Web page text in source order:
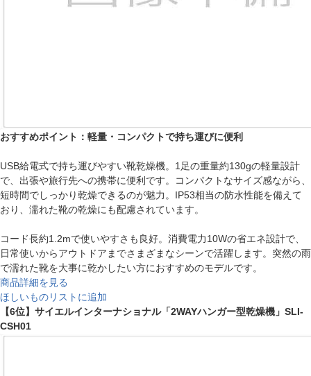
おすすめポイント：軽量・コンパクトで持ち運びに便利
USB給電式で持ち運びやすい靴乾燥機。1足の重量約130gの軽量設計
で、出張や旅行先への携帯に便利です。コンパクトなサイズ感ながら、
短時間でしっかり乾燥できるのが魅力。IP53相当の防水性能を備えて
おり、濡れた靴の乾燥にも配慮されています。
コード長約1.2mで使いやすさも良好。消費電力10Wの省エネ設計で、
日常使いからアウトドアまでさまざまなシーンで活躍します。突然の雨
で濡れた靴を大事に乾かしたい方におすすめのモデルです。
商品詳細を見る
ほしいものリストに追加
【6位】サイエルインターナショナル「2WAYハンガー型乾燥機」SLI-
CSH01